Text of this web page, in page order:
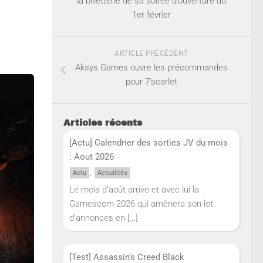
1er février
ARTICLE PRÉCÉDENT
Aksys Games ouvre les précommandes
pour 7’scarlet
Articles récents
[Actu] Calendrier des sorties JV du mois
: Aout 2026
Actu , Actualités
Le mois d’août arrive et avec lui la
Gamescom 2026 qui amènera son lot
d’annonces en […]
[Test] Assassin’s Creed Black